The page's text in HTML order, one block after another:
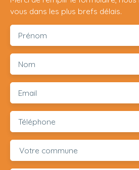
vous dans les plus brefs délais.
Prénom
Nom
Email
Téléphone
Votre commune